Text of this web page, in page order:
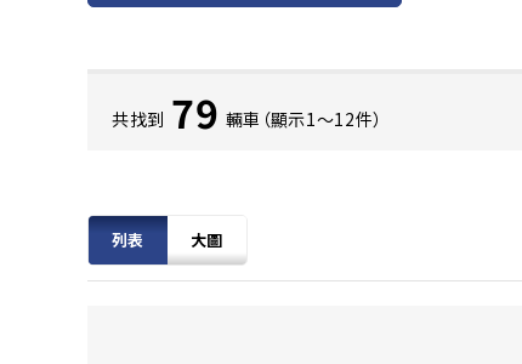
共找到 79 輛車（顯示1〜12件）
列表 大圖